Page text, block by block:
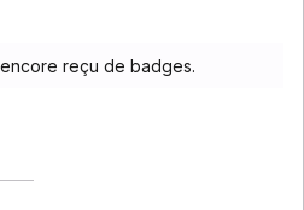
reçu de badges.